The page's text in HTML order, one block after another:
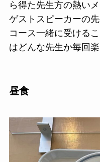
ら得た先生方の熱い
ゲストスピーカーの
コース一緒に受ける
はどんな先生か毎回楽
昼食